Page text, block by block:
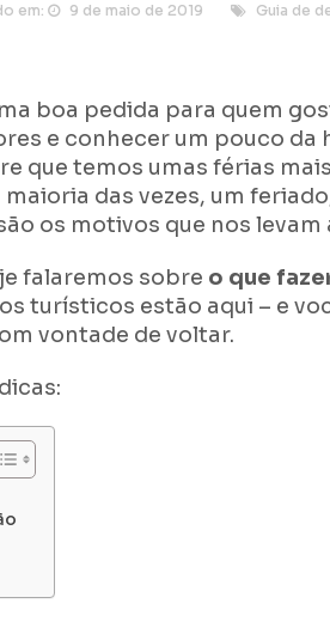
em: 9 de maio de 2019 Guia de
boa pedida para quem
e conhecer um pouco da
que temos umas férias
das vezes, um
os motivos que nos levam
falaremos sobre o que
turísticos estão aqui – e
vontade de voltar.